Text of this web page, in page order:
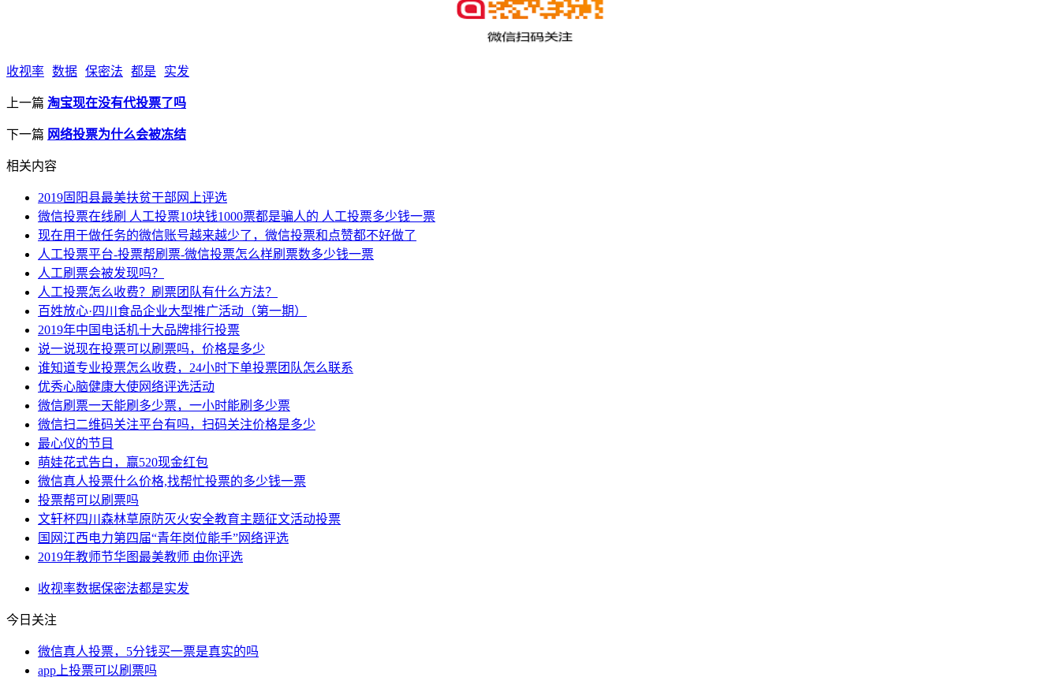
收视率 数据 保密法 都是 实发
上一篇 淘宝现在没有代投票了吗
下一篇 网络投票为什么会被冻结
相关内容
2019固阳县最美扶贫干部网上评选
微信投票在线刷 人工投票10块钱1000票都是骗人的 人工投票多少钱一票
现在用于做任务的微信账号越来越少了，微信投票和点赞都不好做了
人工投票平台-投票帮刷票-微信投票怎么样刷票数多少钱一票
人工刷票会被发现吗？
人工投票怎么收费？刷票团队有什么方法？
百姓放心·四川食品企业大型推广活动（第一期）
2019年中国电话机十大品牌排行投票
说一说现在投票可以刷票吗，价格是多少
谁知道专业投票怎么收费，24小时下单投票团队怎么联系
优秀心脑健康大使网络评选活动
微信刷票一天能刷多少票，一小时能刷多少票
微信扫二维码关注平台有吗，扫码关注价格是多少
最心仪的节目
萌娃花式告白，赢520现金红包
微信真人投票什么价格,找帮忙投票的多少钱一票
投票帮可以刷票吗
文轩杯四川森林草原防灭火安全教育主题征文活动投票
国网江西电力第四届“青年岗位能手”网络评选
2019年教师节华图最美教师 由你评选
收视率数据保密法都是实发
今日关注
微信真人投票，5分钱买一票是真实的吗
app上投票可以刷票吗